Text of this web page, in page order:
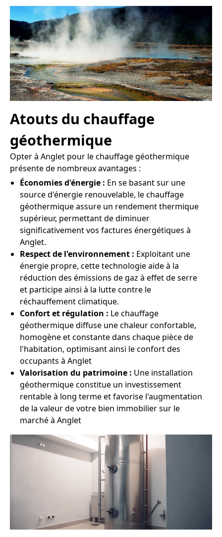
Atouts du chauffage
géothermique
Opter à Anglet pour le chauffage géothermique
présente de nombreux avantages :
Économies d'énergie : En se basant sur une
source d'énergie renouvelable, le chauffage
géothermique assure un rendement thermique
supérieur, permettant de diminuer
significativement vos factures énergétiques à
Anglet.
Respect de l'environnement : Exploitant une
énergie propre, cette technologie aide à la
réduction des émissions de gaz à effet de serre
et participe ainsi à la lutte contre le
réchauffement climatique.
Confort et régulation : Le chauffage
géothermique diffuse une chaleur confortable,
homogène et constante dans chaque pièce de
l'habitation, optimisant ainsi le confort des
occupants à Anglet
Valorisation du patrimoine : Une installation
géothermique constitue un investissement
rentable à long terme et favorise l'augmentation
de la valeur de votre bien immobilier sur le
marché à Anglet